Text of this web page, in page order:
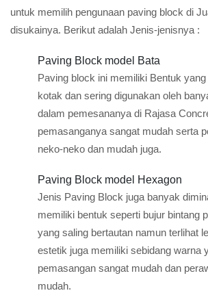
untuk memilih pengunaan paving block di
disukainya. Berikut adalah Jenis-jenisnya :
Paving Block model Bata
Paving block ini memiliki Bentuk
kotak dan sering digunakan oleh
dalam pemesananya di Rajasa
pemasanganya sangat mudah serta
neko-neko dan mudah juga.
Paving Block model Hexagon
Jenis Paving Block juga banyak
memiliki bentuk seperti bujur bintang
yang saling bertautan namun terlihat
estetik juga memiliki sebidang warna
pemasangan sangat mudah dan
mudah.